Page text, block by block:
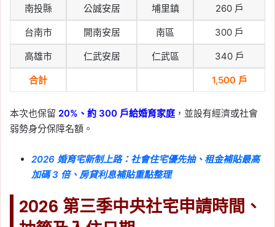
Tag:2026 報稅季, 一般扣除額, 列舉扣
報稅, 報稅季懶人包 , 報稅懶人包
報稅教學
房屋稅
房屋稅
房屋稅籍編號 房屋稅籍編號查詢
扣除額, 特別扣
除額
2026-05-05
房屋現值條件一次看
Tag:屋齡幾年不用繳房屋稅
2026-05-04
南投縣 公誠安居 埔里鎮 260 戶
台南市 開南安居 南區 300 戶
高雄市 仁武安居 仁武區 340 戶
合計 1,500 戶
本次也保留 20%、約 300 戶給婚育家庭 ，並設有經濟或社會
弱勢身分保障名額。
2026 婚育宅新制上路：社會住宅優先抽、租金補貼最高
加碼 3 倍、房貸利息補貼重點整理
2026 第三季中央社宅申請時間、